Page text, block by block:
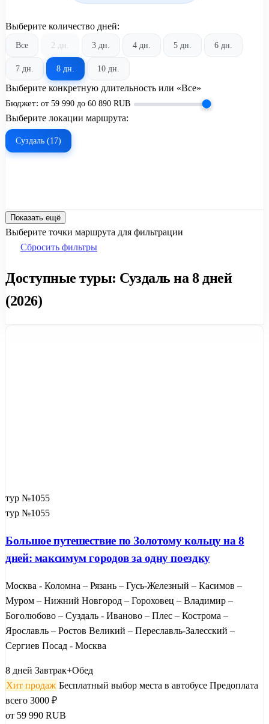
Выберите количество дней:
Все 2 дн. 3 дн. 4 дн. 5 дн. 6 дн.
7 дн. 8 дн. 10 дн.
Выберите конкретную длительность или «Все»
Бюджет: от 59 990 до 60 890 RUB
Выберите локации маршрута:
Суздаль (17)
Показать ещё
Выберите точки маршрута для фильтрации
Сбросить фильтры
Доступные туры: Суздаль на 8 дней
(2026)
тур №1055
тур №1055
Большое путешествие по Золотому кольцу на 8
дней: максимум городов за одну поездку
Москва - Коломна – Рязань – Гусь-Железный – Касимов –
Муром – Нижний Новгород – Гороховец – Владимир –
Боголюбово – Суздаль - Иваново – Плес – Кострома –
Ярославль – Ростов Великий – Переславль-Залесский –
Сергиев Посад - Москва
8 дней Завтрак+Обед
Хит продаж Бесплатный выбор места в автобусе Предоплата
всего 3000 ₽
от 59 990 RUB